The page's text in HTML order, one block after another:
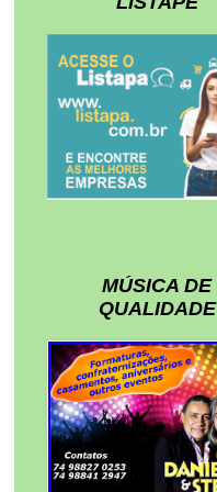
MÚSICA DE
QUALIDADE